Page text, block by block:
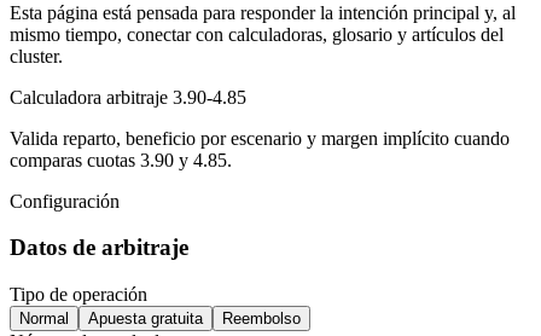
Esta página está pensada para responder la intención principal y, al
mismo tiempo, conectar con calculadoras, glosario y artículos del
cluster.
Calculadora arbitraje 3.90-4.85
Valida reparto, beneficio por escenario y margen implícito cuando
comparas cuotas 3.90 y 4.85.
Configuración
Datos de arbitraje
Tipo de operación
Normal Apuesta gratuita Reembolso